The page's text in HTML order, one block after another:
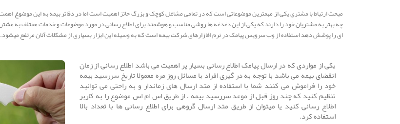
مبحث ارتباط با مشتری یکی از مهمترین موضوعاتی است که در تمامی مشاغل کوچک و بزرگ حائز اهمیت است اما در دقاتر بیمه به این موضوغ
چه بهتر به مشتریان خود را دارند که یکی از این دغدغه ها روشی مناسب و هوشمند برای اطلاع رسانی در مورد موضوعات و خدمات مختلف به
ای را پوشش دهد استفاده از وب سرویس پیامک در نرم افازارهای شرکت بیمه است که به وسیله این ابزار بسیاری از مشکلات آنان مرتفع میشود.
یکی از مواردی که در ارسال پیامک اطلاع رسانی بسیار پر اهمیت می باشد اطلاع رسانی از زمان
انقضای بیمه می باشد با توجه به در گیری افراد با مسائل روز مره معمولا تاریخ سررسید بیمه
خود را فراموش می کنند شما با استفاده از متد ارسال های زماندار و به راحتی می توانید
تنظیم کنید که چند روز قبل از موعد سررسید بیمه ، از طریق اس ام اس موضوع را به کاربر
اطلاع رسانی کنید یا میتوان از طریق متد ارسال گروهی برای اطلاع رسانی ها با تعداد بالا
استفاده کرد.